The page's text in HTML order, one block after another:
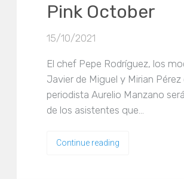
Pink October
15/10/2021
El chef Pepe Rodríguez, los
Javier de Miguel y Mirian Pérez
periodista Aurelio Manzano
de los asistentes que…
Continue reading